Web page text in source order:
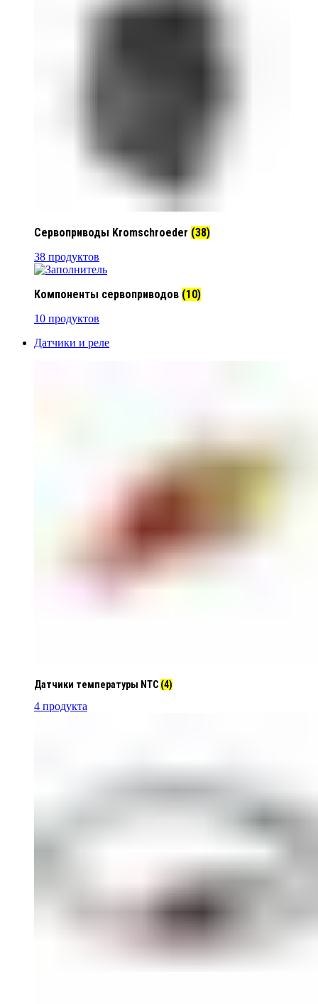
Сервоприводы Kromschroeder (38)
38 продуктов
Компоненты сервоприводов (10)
10 продуктов
Датчики и реле
Датчики температуры NTC (4)
4 продукта